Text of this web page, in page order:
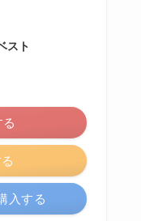
スト
入する